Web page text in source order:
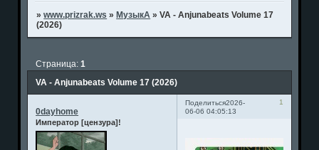
»www.prizrak.ws » МузыкА »VA - Anjunabeats Volume 17
(2026)
VA - Anjunabeats Volume 17 (2026)
Страница:1
Поделиться 1
2026-
06-06 04:05:13
0dayhome
Император [цензура]!